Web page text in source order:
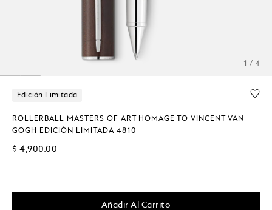
1 / 4
Edición Limitada
ROLLERBALL MASTERS OF ART HOMAGE TO VINCENT VAN
GOGH EDICIÓN LIMITADA 4810
$ 4,900.00
Añadir Al Carrito